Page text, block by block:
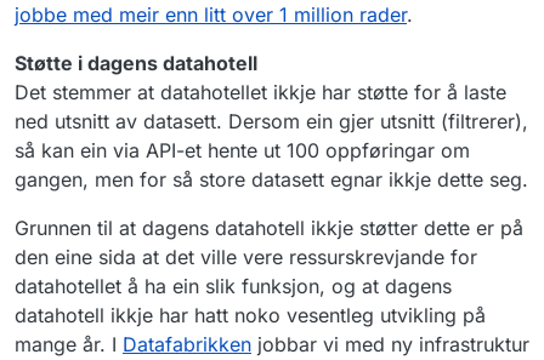
jobbe med meir enn litt over 1 million rader.
Støtte i dagens datahotell
Det stemmer at datahotellet ikkje har støtte for å laste
ned utsnitt av datasett. Dersom ein gjer utsnitt (filtrerer),
så kan ein via API-et hente ut 100 oppføringar om
gangen, men for så store datasett egnar ikkje dette seg.
Grunnen til at dagens datahotell ikkje støtter dette er på
den eine sida at det ville vere ressurskrevjande for
datahotellet å ha ein slik funksjon, og at dagens
datahotell ikkje har hatt noko vesentleg utvikling på
mange år. I Datafabrikken jobbar vi med ny infrastruktur